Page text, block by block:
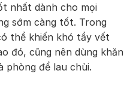
nhất dành cho mọi
sớm càng tốt. Trong
thể khiến khó tẩy vết
đó, cũng nên dùng khăn
phòng để lau chùi.